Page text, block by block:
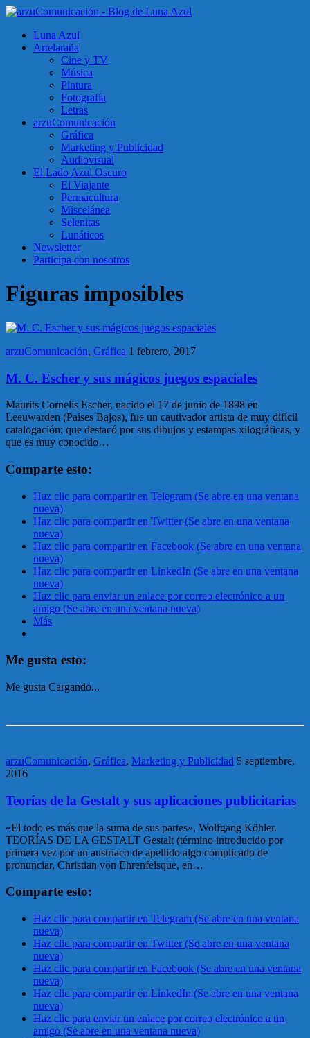
Luna Azul
Artelaraña
Cine y TV
Música
Pintura
Fotografía
Letras
arzuComunicación
Gráfica
Marketing y Publicidad
Audiovisual
El Lado Azul Oscuro
El Viajante
Permacultura
Miscelánea
Selenitas
Lunáticos
Newsletter
Participa con nosotros
Figuras imposibles
arzuComunicación, Gráfica 1 febrero, 2017
M. C. Escher y sus mágicos juegos espaciales
Maurits Cornelis Escher, nacido el 17 de junio de 1898 en
Leeuwarden (Países Bajos), fue un cautivador artista de muy difícil
catalogación; que destacó por sus dibujos y estampas xilográficas, y
que es muy conocido…
Comparte esto:
Haz clic para compartir en Telegram (Se abre en una ventana
nueva)
Haz clic para compartir en Twitter (Se abre en una ventana
nueva)
Haz clic para compartir en Facebook (Se abre en una ventana
nueva)
Haz clic para compartir en LinkedIn (Se abre en una ventana
nueva)
Haz clic para enviar un enlace por correo electrónico a un
amigo (Se abre en una ventana nueva)
Más
Me gusta esto:
Me gusta Cargando...
arzuComunicación, Gráfica, Marketing y Publicidad 5 septiembre,
2016
Teorías de la Gestalt y sus aplicaciones publicitarias
«El todo es más que la suma de sus partes», Wolfgang Köhler.
TEORÍAS DE LA GESTALT Gestalt (término introducido por
primera vez por un austriaco de apellido algo complicado de
pronunciar, Christian von Ehrenfelsque, en…
Comparte esto:
Haz clic para compartir en Telegram (Se abre en una ventana
nueva)
Haz clic para compartir en Twitter (Se abre en una ventana
nueva)
Haz clic para compartir en Facebook (Se abre en una ventana
nueva)
Haz clic para compartir en LinkedIn (Se abre en una ventana
nueva)
Haz clic para enviar un enlace por correo electrónico a un
amigo (Se abre en una ventana nueva)